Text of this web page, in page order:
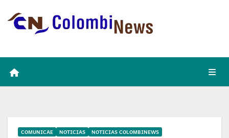
COMUNICAE NOTICIAS NOTICIAS COLOMBINEWS